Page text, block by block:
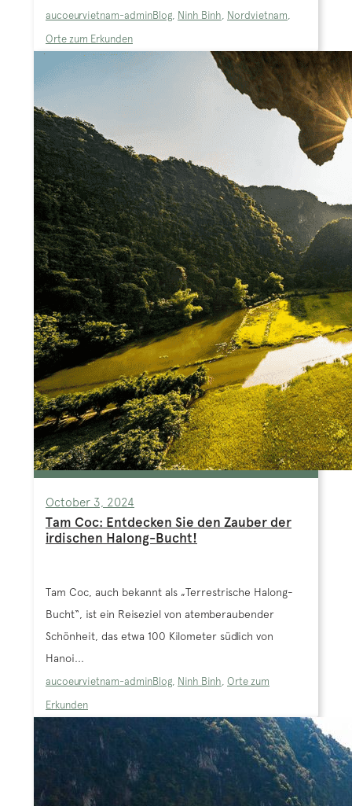
aucoeurvietnam-adminBlog, Ninh Binh, Nordvietnam,
Orte zum Erkunden
October 3, 2024
Tam Coc: Entdecken Sie den Zauber der
irdischen Halong-Bucht!
Tam Coc, auch bekannt als „Terrestrische Halong-
Bucht“, ist ein Reiseziel von atemberaubender
Schönheit, das etwa 100 Kilometer südlich von
Hanoi...
aucoeurvietnam-adminBlog, Ninh Binh, Orte zum
Erkunden